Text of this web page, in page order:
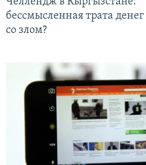
бессмысленная трата
со злом?